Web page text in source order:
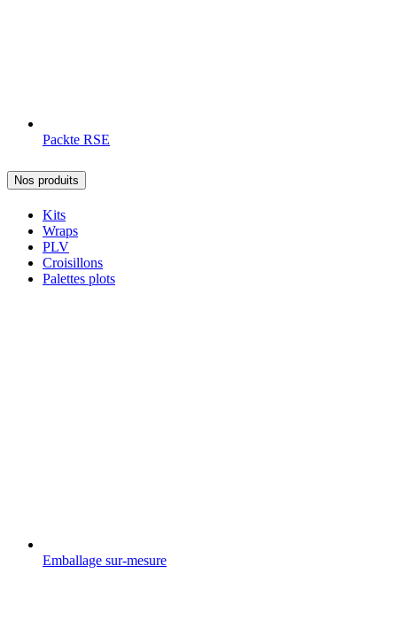
Packte RSE
Nos produits
Kits
Wraps
PLV
Croisillons
Palettes plots
Emballage sur-mesure